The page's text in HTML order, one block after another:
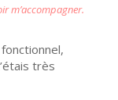
m’accompagner.
très